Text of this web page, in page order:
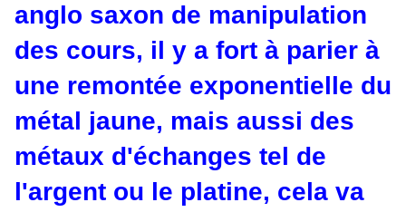
anglo saxon de manipulation
des cours, il y a fort à parier à
une remontée exponentielle du
métal jaune, mais aussi des
métaux d'échanges tel de
l'argent ou le platine, cela va